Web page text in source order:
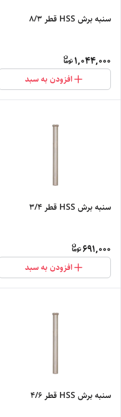
سنبه برش HSS قطر 8/3
1,044,000
افزودن به سبد
سنبه برش HSS قطر 3/4
691,000
افزودن به سبد
سنبه برش HSS قطر 4/6